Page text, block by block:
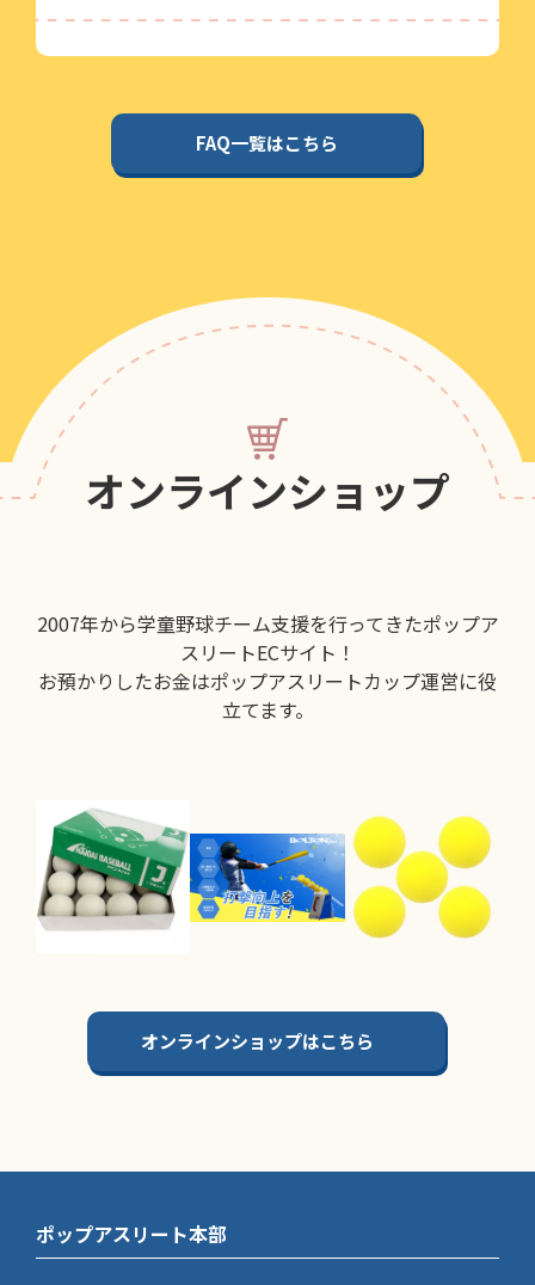
FAQ一覧はこちら
オンラインショップ
2007年から学童野球チーム支援を行ってきたポップア
スリートECサイト！
お預かりしたお金はポップアスリートカップ運営に役
立てます。
オンラインショップはこちら
ポップアスリート本部